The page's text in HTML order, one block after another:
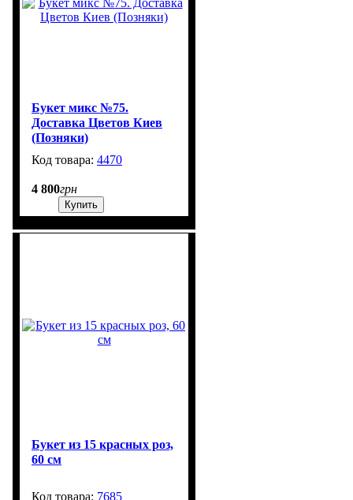
Букет микс №75.
Доставка Цветов Киев
(Позняки)
4470
4 800грн
Купить
Букет из 15 красных роз,
60 см
7685